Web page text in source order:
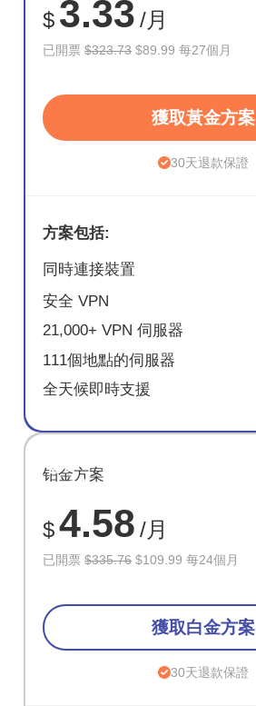
$ 3.33 /月
已開票$323.73 $89.99 每27個月
獲取黃金方案
30天退款保證
方案包括:
同時連接裝置
安全 VPN
21,000+ VPN 伺服器
111個地點的伺服器
全天候即時支援
節省
67%
铂金方案
$4.58 /月
已開票$335.76 $109.99 每24個月
獲取白金方案
30天退款保證